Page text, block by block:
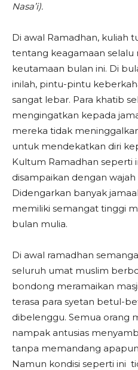
Nasa’i).
Di awal Ramadhan, kuliah
tentang keagamaan selalu
keutamaan bulan ini. Di
inilah, pintu-pintu
sangat lebar. Para khatib
mengingatkan kepada
mereka tidak
untuk mendekatkan diri
Kultum Ramadhan seperti
disampaikan dengan
Didengarkan banyak
memiliki semangat tinggi
bulan mulia.
Di awal ramadhan
seluruh umat muslim
bondong meramaikan
terasa para syetan betul-
dibelenggu. Semua orang
nampak antusias
tanpa memandang
Namun kondisi seperti ini